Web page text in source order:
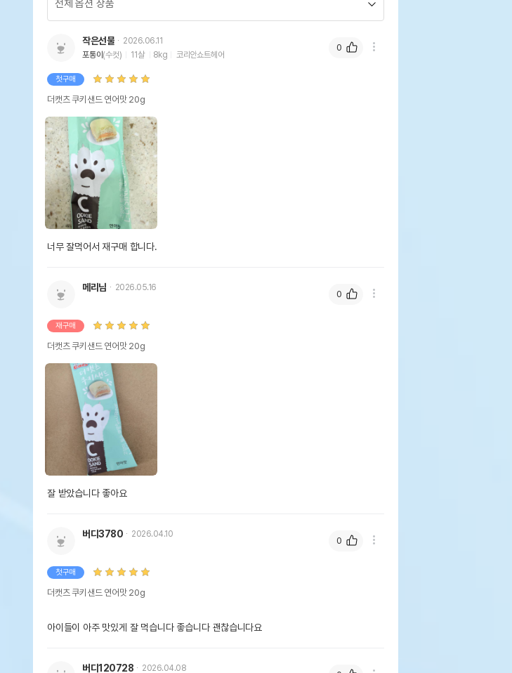
작은선물
2026.06.11
포통이(수컷) 11살 8kg 코리안쇼트헤어
첫구매
더캣츠 쿠키샌드 연어맛 20g
너무 잘먹어서 재구매 합니다.
0
메리님 2026.05.16
재구매
더캣츠 쿠키샌드 연어맛 20g
잘 받았습니다 좋아요
0
버디3780 2026.04.10
첫구매
더캣츠 쿠키샌드 연어맛 20g
아이들이 아주 맛있게 잘 먹습니다 좋습니다 괜찮습니다요
0
버디120728 2026.04.08